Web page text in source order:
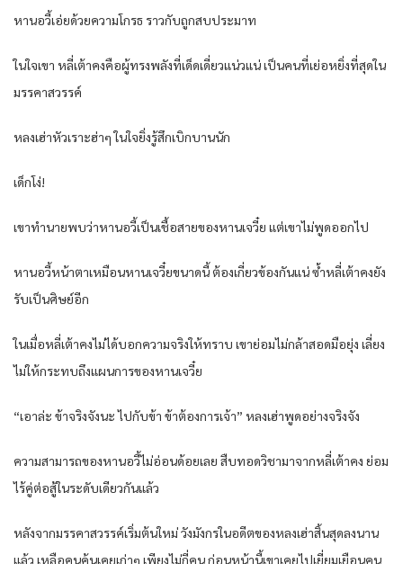
หานอวี้เอ่ยด้วยความโกรธ ราวกับถูกสบประมาท
ในใจเขา หลี่เต้าคงคือผู้ทรงพลังที่เด็ดเดี่ยวแน่วแน่ เป็นคนที่เย่อหยิ่งที่สุดใน
มรรคาสวรรค์
หลงเฮ่าหัวเราะฮ่าๆ ในใจยิ่งรู้สึกเบิกบานนัก
เด็กโง่!
เขาทำนายพบว่าหานอวี้เป็นเชื้อสายของหานเจวี๋ย แต่เขาไม่พูดออกไป
หานอวี้หน้าตาเหมือนหานเจวี๋ยขนาดนี้ ต้องเกี่ยวข้องกันแน่ ซ้ำหลี่เต้าคงยัง
รับเป็นศิษย์อีก
ในเมื่อหลี่เต้าคงไม่ได้บอกความจริงให้ทราบ เขาย่อมไม่กล้าสอดมือยุ่ง เลี่ยง
ไม่ให้กระทบถึงแผนการของหานเจวี๋ย
“เอาล่ะ ข้าจริงจังนะ ไปกับข้า ข้าต้องการเจ้า” หลงเฮ่าพูดอย่างจริงจัง
ความสามารถของหานอวี้ไม่อ่อนด้อยเลย สืบทอดวิชามาจากหลี่เต้าคง ย่อม
ไร้คู่ต่อสู้ในระดับเดียวกันแล้ว
หลังจากมรรคาสวรรค์เริ่มต้นใหม่ วังมังกรในอดีตของหลงเฮ่าสิ้นสุดลงนาน
แล้ว เหลือคนคุ้นเคยเก่าๆ เพียงไม่กี่คน ก่อนหน้านี้เขาเคยไปเยี่ยมเยือนคน